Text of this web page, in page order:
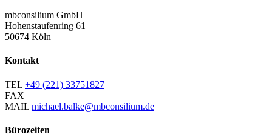
mbconsilium GmbH
Hohenstaufenring 61
50674 Köln
Kontakt
TEL +49 (221) 33751827
FAX
MAIL michael.balke@mbconsilium.de
Bürozeiten